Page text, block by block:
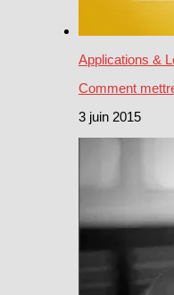
Applications &
Comment
3 juin 2015